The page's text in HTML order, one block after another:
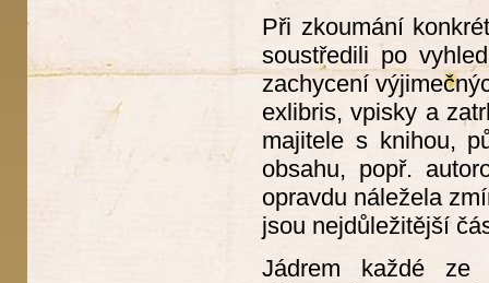
Při zkoumání
soustředili po
zachycení
exlibris, vpisky a
majitele s knihou,
obsahu, popř.
opravdu náležela
jsou nejdůležitější
Jádrem každé ze